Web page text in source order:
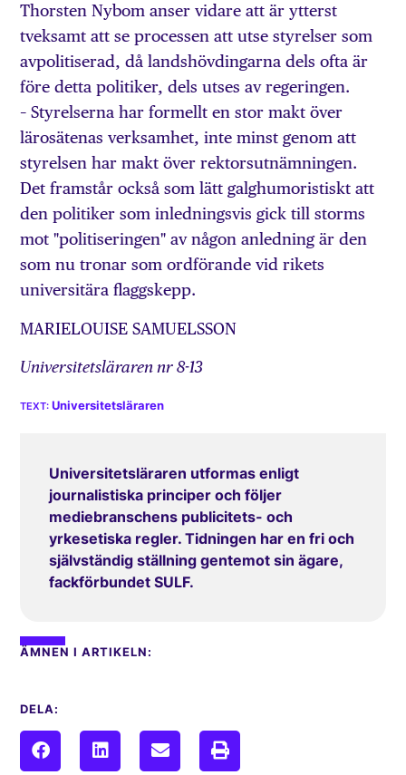
Thorsten Nybom anser vidare att är ytterst
tveksamt att se processen att utse styrelser som
avpolitiserad, då landshövdingarna dels ofta är
före detta politiker, dels utses av regeringen.
– Styrelserna har formellt en stor makt över
lärosätenas verksamhet, inte minst genom att
styrelsen har makt över rektorsutnämningen.
Det framstår också som lätt galghumoristiskt att
den politiker som inledningsvis gick till storms
mot "politiseringen" av någon anledning är den
som nu tronar som ordförande vid rikets
universitära flaggskepp.
MARIELOUISE SAMUELSSON
Universitetsläraren nr 8-13
Universitetsläraren
Universitetsläraren utformas enligt
journalistiska principer och följer
mediebranschens publicitets- och
yrkesetiska regler. Tidningen har en fri och
självständig ställning gentemot sin ägare,
fackförbundet SULF.
ÄMNEN I ARTIKELN:
DELA: